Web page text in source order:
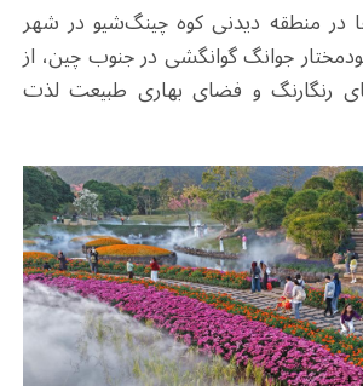
در منطقه دیدنی کوه چینگ‌شیو در شهر
جوانگ گوانگشی در جنوب چین، از
رنگارنگ و فضای بهاری طبیعت لذت